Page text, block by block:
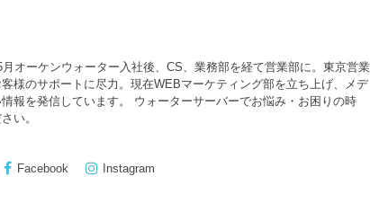
オーケンウォーター入社後、CS、業務部を経て営業部に。東京営業
様のサポートに尽力。現在WEBマーケティング部を立ち上げ、メデ
報を発信しています。 ウォーターサーバーでお悩み・お困りの時
い。
Facebook Instagram